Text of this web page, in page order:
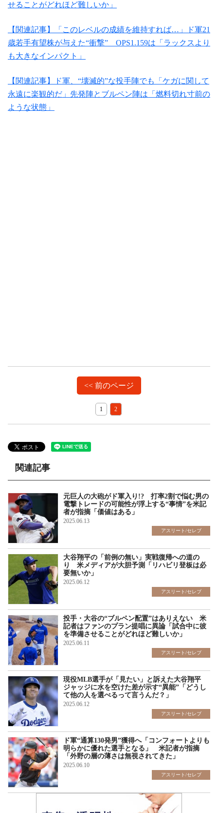
せることがどれほど難しいか」
【関連記事】「このレベルの成績を維持すれば…」ド軍21
歳若手有望株が与えた“衝撃” OPS1.159は「ラックスより
も大きなインパクト」
【関連記事】ド軍、“壊滅的”な投手陣でも「ケガに関して
永遠に楽観的だ」先発陣とブルペン陣は「燃料切れ寸前の
ような状態」
<< 前のページ
1 2
関連記事
元巨人の大砲がド軍入り!? 打率2割で悩む男の
電撃トレードの可能性が浮上する“事情”を米記
者が指摘「価値はある」
2025.06.13
アスリート/セレブ
大谷翔平の「前例の無い」実戦復帰への道の
り 米メディアが大胆予測「リハビリ登板は必
要無いか」
2025.06.12
アスリート/セレブ
投手・大谷の“ブルペン配置”はありえない 米
記者はファンのプラン提唱に異論「試合中に彼
を準備させることがどれほど難しいか」
2025.06.11
アスリート/セレブ
現役MLB選手が「見たい」と訴えた大谷翔平
ジャッジに水を空けた差が示す“異能”「どうし
て他の人を選べるって言うんだ？」
2025.06.12
アスリート/セレブ
ド軍“通算130発男”獲得へ「コンフォートよりも
明らかに優れた選手となる」 米記者が指摘
「外野の​​層の薄さは無視されてきた」
2025.06.10
アスリート/セレブ